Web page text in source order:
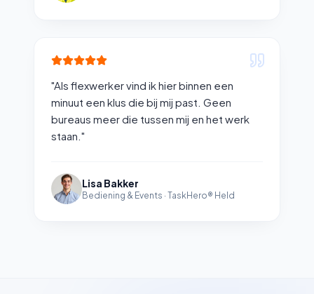
"Als flexwerker vind ik hier binnen een
minuut een klus die bij mij past. Geen
bureaus meer die tussen mij en het werk
staan. "
Lisa Bakker
Bediening & Events · TaskHero® Held